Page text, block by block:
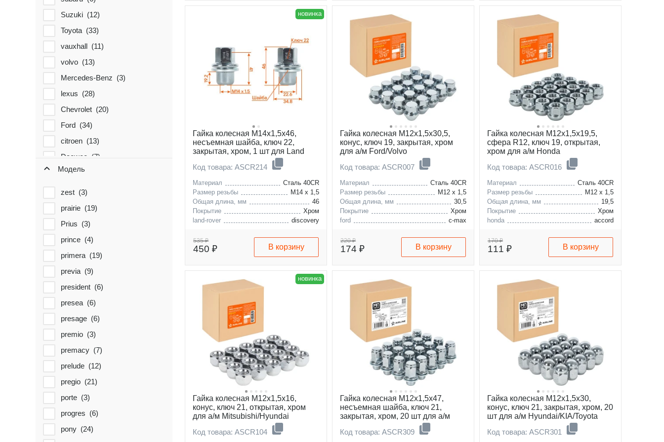
Suzuki (12)
Toyota (33)
vauxhall (11)
volvo (13)
Mercedes-Benz (3)
lexus (28)
Chevrolet (20)
Ford (34)
citroen (13)
Daewoo (7)
daihatsu (
datsun (
dodge (3 )
Fiat (
6)
geely (
6 )
land-rover (12
genesis (
Honda ( 12)
Hyundai (49
21)
jaguar (
6)
vw (
3
Модель
zest (3)
prairie (19)
Prius (3)
prince (4)
primera (19)
previa (9)
president (6)
presea (6)
presage (6)
premio (3)
premacy (7)
prelude (12)
pregio (21)
porte (3)
progres (6)
pony (24)
новинка
Гайка колесная M14x1,5x46,
несъемная шайба, ключ 22,
закрытая, хром, 1 шт для Land
Код товара: ASCR214
Материал
Сталь 40CR
Размер резьбы
M14 x 1,5
Общая длина, мм
46
Покрытие
Хром
land-rover
discovery
535 ₽
450 ₽ В корзину
Гайка колесная M12x1,5x30,5,
конус, ключ 19, закрытая, хром
для а/м Ford/Volvo
Код товара: ASCR007
Материал
Сталь 40CR
Размер резьбы
M12 x 1,5
Общая длина, мм
30,5
Покрытие
Хром
ford
c-max
220 ₽
174 ₽ В корзину
Гайка колесная M12x1,5x19,5,
сфера R12, ключ 19, открытая,
хром для а/м Honda
Код товара: ASCR016
Материал
Сталь 40CR
Размер резьбы
M12 x 1,5
Общая длина, мм
19,5
Покрытие
Хром
honda
accord
170 ₽
111 ₽ В корзину
новинка
Гайка колесная M12x1,5x16,
конус, ключ 21, открытая, хром
для а/м Mitsubishi/Hyundai
Код товара: ASCR104
Гайка колесная M12x1,5x47,
несъемная шайба, ключ 21,
закрытая, хром, 20 шт для а/м
Код товара: ASCR309
Гайка колесная M12x1,5x30,
конус, ключ 21, закрытая, хром, 20
шт для а/м Hyundai/KIA/Toyota
Код товара: ASCR301